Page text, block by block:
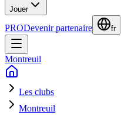
Jouer
PRODevenir partenaire fr
Montreuil
Les clubs
Montreuil